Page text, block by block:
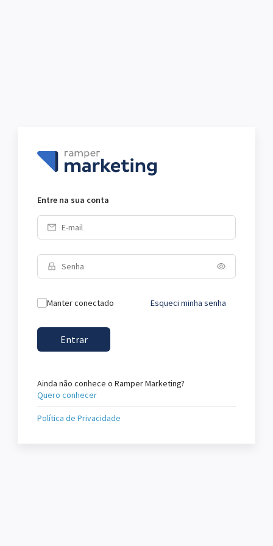
Entre na sua conta
Manter conectado Esqueci minha senha
Entrar
Ainda não conhece o Ramper Marketing?
Quero conhecer
Política de Privacidade